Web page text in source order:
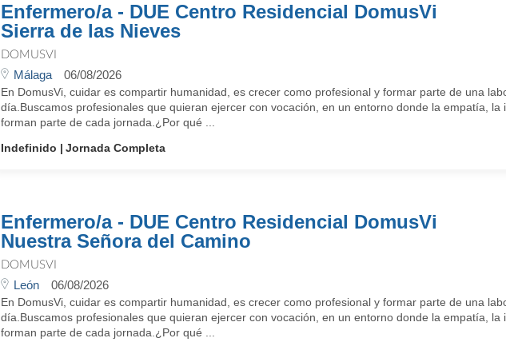
Enfermero/a - DUE Centro Residencial DomusVi
Sierra de las Nieves
DOMUSVI
Málaga 06/08/2026
En DomusVi, cuidar es compartir humanidad, es crecer como profesional y formar parte de una
día.Buscamos profesionales que quieran ejercer con vocación, en un entorno donde la empatía, la
forman parte de cada jornada.¿Por qué ...
Indefinido
Jornada Completa
Enfermero/a - DUE Centro Residencial DomusVi
Nuestra Señora del Camino
DOMUSVI
León 06/08/2026
En DomusVi, cuidar es compartir humanidad, es crecer como profesional y formar parte de una
día.Buscamos profesionales que quieran ejercer con vocación, en un entorno donde la empatía, la
forman parte de cada jornada.¿Por qué ...